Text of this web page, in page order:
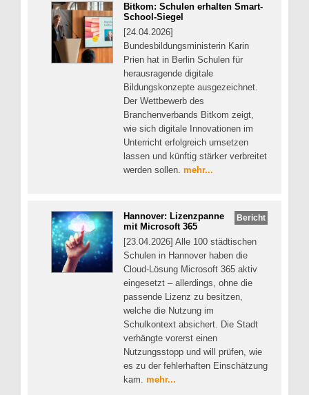
Bitkom: Schulen erhalten Smart-
School-Siegel
[24.04.2026]
Bundesbildungsministerin Karin
Prien hat in Berlin Schulen für
herausragende digitale
Bildungskonzepte ausgezeichnet.
Der Wettbewerb des
Branchenverbands Bitkom zeigt,
wie sich digitale Innovationen im
Unterricht erfolgreich umsetzen
lassen und künftig stärker verbreitet
werden sollen. mehr...
Bericht
Hannover: Lizenzpanne
mit Microsoft 365
[23.04.2026] Alle 100 städtischen
Schulen in Hannover haben die
Cloud-Lösung Microsoft 365 aktiv
eingesetzt – allerdings, ohne die
passende Lizenz zu besitzen,
welche die Nutzung im
Schulkontext absichert. Die Stadt
verhängte vorerst einen
Nutzungsstopp und will prüfen, wie
es zu der fehlerhaften Einschätzung
kam. mehr...